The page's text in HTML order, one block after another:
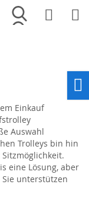
Merkliste
Einkauf
Auswahl
Trolleys bin hin
eine Lösung, aber
unterstützen